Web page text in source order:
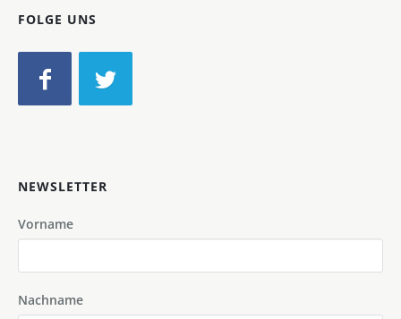
FOLGE UNS
NEWSLETTER
Vorname
Nachname